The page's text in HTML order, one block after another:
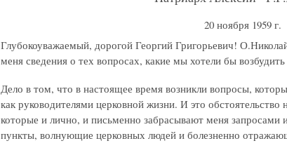
20 ноября 1959 г.
Глубокоуважаемый, дорогой Георгий Григорьевич!
меня сведения о тех вопросах, какие мы хотели бы
Дело в том, что в настоящее время возникли вопросы,
как руководителями церковной жизни. И это
которые и лично, и письменно забрасывают меня запросами
пункты, волнующие церковных людей и болезненно